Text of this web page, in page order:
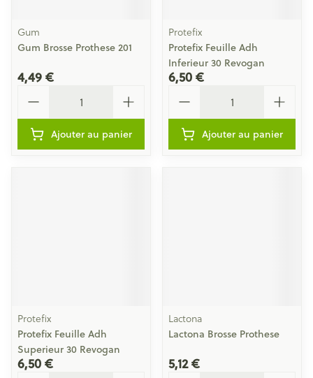
Gum
Gum Brosse Prothese 201
4,49 €
Ajouter au panier
Protefix
Protefix Feuille Adh
Inferieur 30 Revogan
6,50 €
Ajouter au panier
Protefix
Protefix Feuille Adh
Superieur 30 Revogan
6,50 €
Lactona
Lactona Brosse Prothese
5,12 €